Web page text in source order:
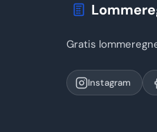
Gratis
Instagram